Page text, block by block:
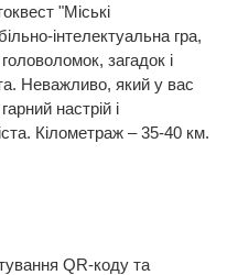
"Міські
інтелектуальна гра,
загадок і
Неважливо, який у вас
настрій і
Кілометраж – 35-40 км.
QR-коду та